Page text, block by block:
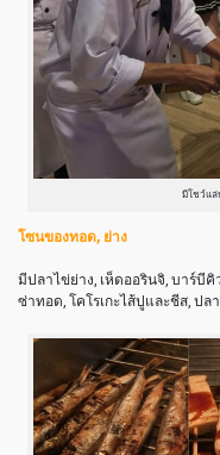
มีโชว์แ
โซนของทอด, ย่าง
มีปลาไข่ย่าง, เห็ดออรินจิ, บาร์บีคิ
ซ่าทอด, โคโรเกะไส้ปูและชีส, ปล